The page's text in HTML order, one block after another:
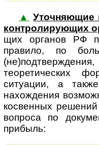
▲
Уточняющие
кон­т­ро­ли­ру­ю­щих
щих органов РФ
правило, по
теоретических
ситуации, а
нахождения
косвенных
вопроса по
прибыль: